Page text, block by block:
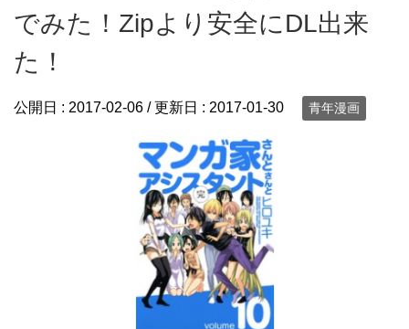
でみた！Zipより安全にDL出来
た！
公開日 : 2017-02-06 / 更新日 : 2017-01-30 青年漫画